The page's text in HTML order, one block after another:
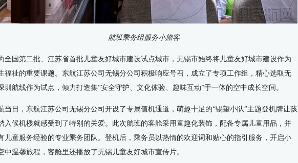
航班乘务组服务小旅客
全国第二批、江苏省首批儿童友好城市建设试点城市，无锡市始终将儿童友好城市建设作为
福祉的重要课题。东航江苏公司无锡分公司积极响应号召，成立了专项工作组，精心选取无
圳航线作为试点，倾力打造集“安全守护、文化体验、趣味互动”于一体的空中成长空间。
当日，东航江苏公司无锡分公司开设了专属值机通道，萌趣十足的“锡望小队”主题登机牌让孩
入候机楼就感受到了特别的关爱。此次航班的客舱采用童趣化装饰，配备专属儿童用品，并
儿童服务经验的专业乘务团队。登机后，乘务员以热情的欢迎词和贴心的指引服务，开启小
中温馨旅程，客舱里还播放了无锡儿童友好城市宣传片。